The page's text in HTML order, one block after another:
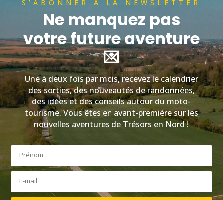
S’ABONNER À LA NEWSLETTER
Ne manquez pas
votre future aventure
💌
Une à deux fois par mois, recevez le calendrier
des sorties, des nouveautés de randonnées,
des idées et des conseils autour du moto-
tourisme. Vous êtes en avant-première sur les
nouvelles aventures de Trésors en Nord !